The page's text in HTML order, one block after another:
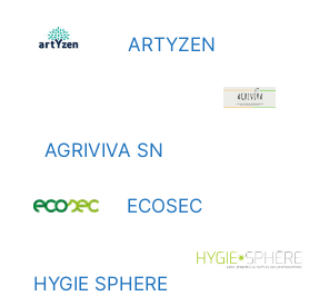
ARTYZEN
AGRIVIVA SN
ECOSEC
HYGIE SPHERE